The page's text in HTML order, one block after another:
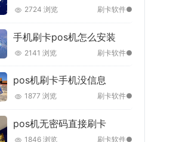
2724 浏览 刷卡软件●
手机刷卡pos机怎么安装
2141 浏览 刷卡软件●
pos机刷卡手机没信息
1877 浏览 刷卡软件●
pos机无密码直接刷卡
1846 浏览 刷卡软件●